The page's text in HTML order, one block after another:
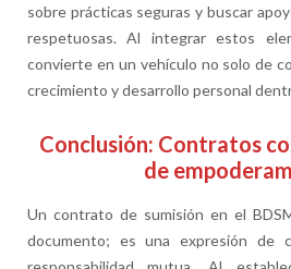
sobre prácticas seguras y buscar
respetuosas. Al integrar estos
convierte en un vehículo no solo de
crecimiento y desarrollo personal
Conclusión: Contratos
de
Un contrato de sumisión en el
documento; es una expresión de